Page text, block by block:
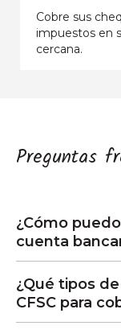
Cobre sus
impuestos en
cercana.
Preguntas
¿Cómo
cuenta
¿Qué tipos
CFSC para